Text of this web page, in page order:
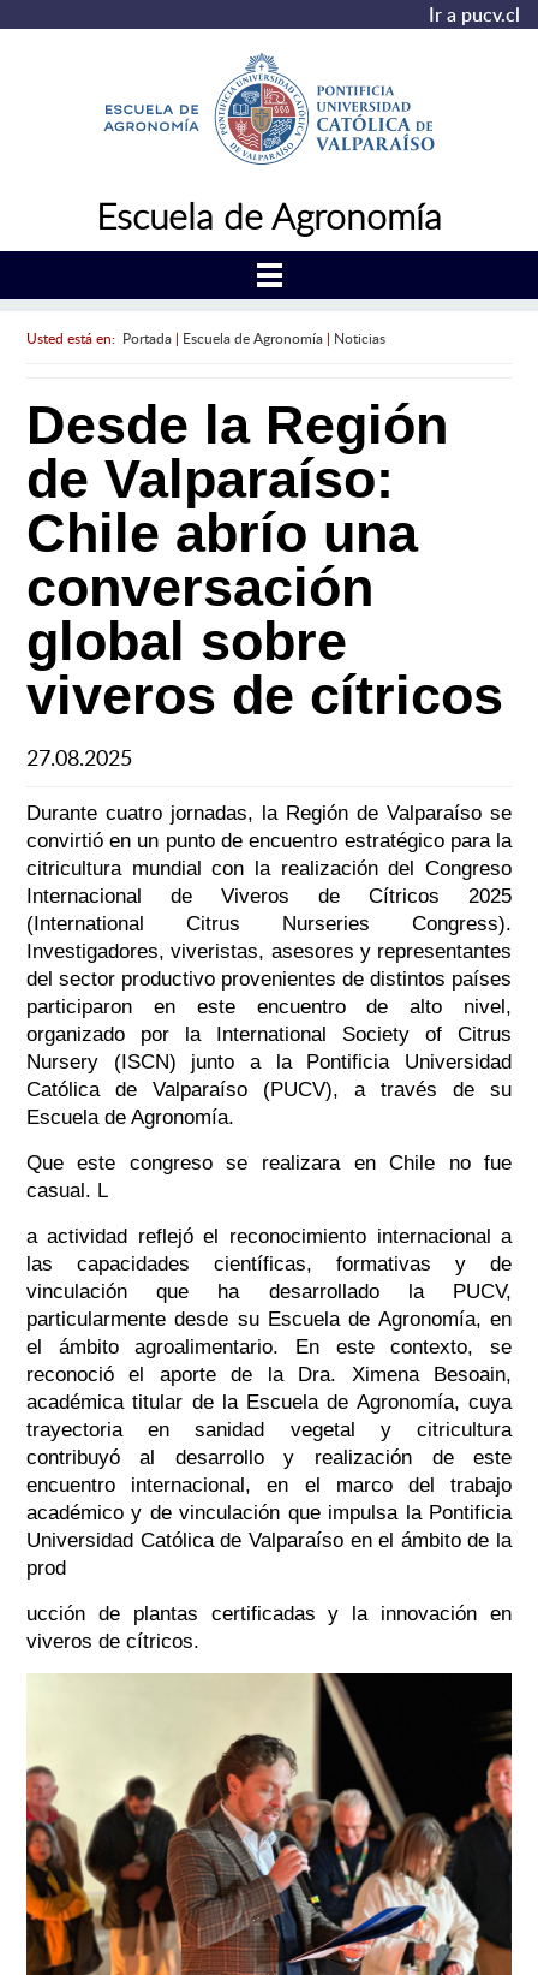
Ir a pucv.cl
Escuela de Agronomía
Usted está en: Portada| Escuela de Agronomía| Noticias
Desde la Región
de Valparaíso:
Chile abrío una
conversación
global sobre
viveros de cítricos
27.08.2025
Durante cuatro jornadas, la Región de Valparaíso se
convirtió en un punto de encuentro estratégico para la
citricultura mundial con la realización del Congreso
Internacional de Viveros de Cítricos 2025
(International Citrus Nurseries Congress).
Investigadores, viveristas, asesores y representantes
del sector productivo provenientes de distintos países
participaron en este encuentro de alto nivel,
organizado por la International Society of Citrus
Nursery (ISCN) junto a la Pontificia Universidad
Católica de Valparaíso (PUCV), a través de su
Escuela de Agronomía.
Que este congreso se realizara en Chile no fue
casual. L
a actividad reflejó el reconocimiento internacional a
las capacidades científicas, formativas y de
vinculación que ha desarrollado la PUCV,
particularmente desde su Escuela de Agronomía, en
el ámbito agroalimentario. En este contexto, se
reconoció el aporte de la Dra. Ximena Besoain,
académica titular de la Escuela de Agronomía, cuya
trayectoria en sanidad vegetal y citricultura
contribuyó al desarrollo y realización de este
encuentro internacional, en el marco del trabajo
académico y de vinculación que impulsa la Pontificia
Universidad Católica de Valparaíso en el ámbito de la
prod
ucción de plantas certificadas y la innovación en
viveros de cítricos.